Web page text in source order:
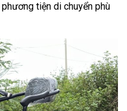
tiện di chuyển phù